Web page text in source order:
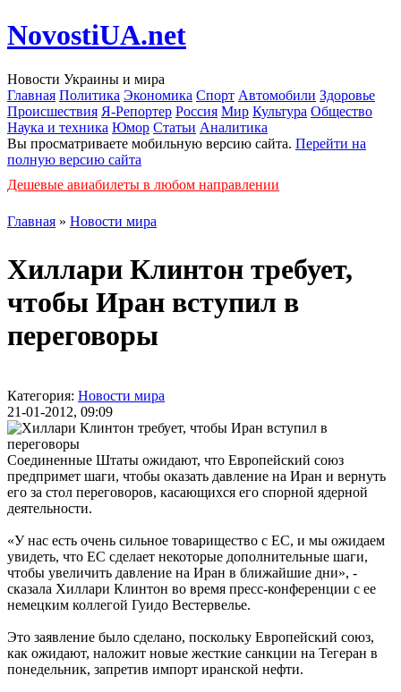
NovostiUA.net
Новости Украины и мира
Главная Политика Экономика Спорт Автомобили Здоровье
Происшествия Я-Репортер Россия Мир Культура Общество
Наука и техника Юмор Статьи Аналитика
Вы просматриваете мобильную версию сайта. Перейти на
полную версию сайта
Дешевые авиабилеты в любом направлении
Главная » Новости мира
Хиллари Клинтон требует,
чтобы Иран вступил в
переговоры
Категория: Новости мира
21-01-2012, 09:09
Соединенные Штаты ожидают, что Европейский союз
предпримет шаги, чтобы оказать давление на Иран и вернуть
его за стол переговоров, касающихся его спорной ядерной
деятельности.
«У нас есть очень сильное товарищество с ЕС, и мы ожидаем
увидеть, что ЕС сделает некоторые дополнительные шаги,
чтобы увеличить давление на Иран в ближайшие дни», -
сказала Хиллари Клинтон во время пресс-конференции с ее
немецким коллегой Гуидо Вестервелье.
Это заявление было сделано, поскольку Европейский союз,
как ожидают, наложит новые жесткие санкции на Тегеран в
понедельник, запретив импорт иранской нефти.